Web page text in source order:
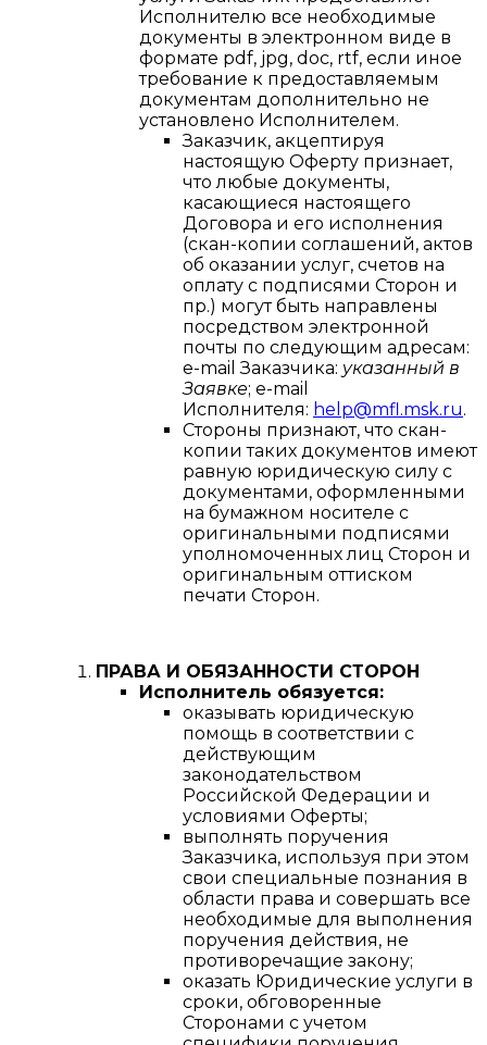
Исполнителю все необходимые
документы в электронном виде в
формате pdf, jpg, doс, rtf, если иное
требование к предоставляемым
документам дополнительно не
установлено Исполнителем.
Заказчик, акцептируя
настоящую Оферту признает,
что любые документы,
касающиеся настоящего
Договора и его исполнения
(скан-копии соглашений, актов
об оказании услуг, счетов на
оплату с подписями Сторон и
пр.) могут быть направлены
посредством электронной
почты по следующим адресам:
e-mail Заказчика: указанный в
Заявке; e-mail
Исполнителя: help@mfl.msk.ru.
Стороны признают, что скан-
копии таких документов имеют
равную юридическую силу с
документами, оформленными
на бумажном носителе с
оригинальными подписями
уполномоченных лиц Сторон и
оригинальным оттиском
печати Сторон.
ПРАВА И ОБЯЗАННОСТИ СТОРОН
Исполнитель обязуется:
оказывать юридическую
помощь в соответствии с
действующим
законодательством
Российской Федерации и
условиями Оферты;
выполнять поручения
Заказчика, используя при этом
свои специальные познания в
области права и совершать все
необходимые для выполнения
поручения действия, не
противоречащие закону;
оказать Юридические услуги в
сроки, обговоренные
Сторонами с учетом